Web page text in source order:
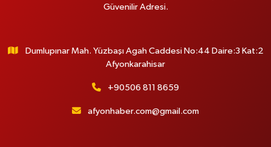
Güvenilir Adresi.
Dumlupınar Mah. Yüzbaşı Agah Caddesi No:44 Daire:3 Kat:2
Afyonkarahisar
+90506 811 8659
afyonhaber.com@gmail.com